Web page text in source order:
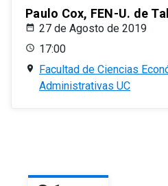
Paulo Cox, FEN-U. de
27 de Agosto de 2019
17:00
Facultad de Ciencias
Administrativas UC